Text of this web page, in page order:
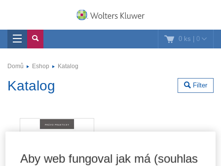
0 ks | 0
Domů Eshop Katalog
Filter
Katalog
Aby web fungoval jak má (souhlas